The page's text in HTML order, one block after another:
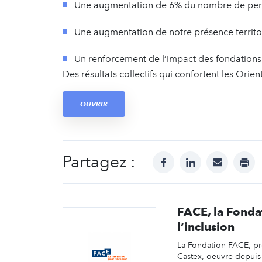
Une augmentation de 6% du nombre de
Une augmentation de notre présence
Un renforcement de l’impact des
Des résultats collectifs qui confortent les
OUVRIR
Partagez : facebooklinkedinmail
FACE, la
l’inclusion
La Fondation FACE,
Castex, oeuvre